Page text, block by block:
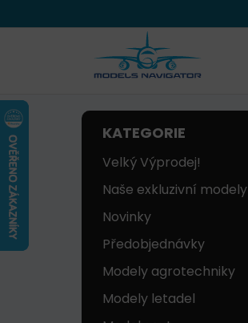
KATEGORIE
Velký Výprodej!
Naše exkluzivní modely
Novinky
Předobjednávky
Modely agrotechniky
Modely letadel